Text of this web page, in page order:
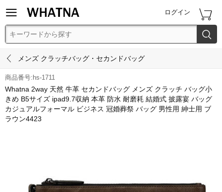
 ログイン 

 メンズ クラッチバッグ・セカンドバッグ
商品番号:hs-1711
Whatna 2way 天然 牛革 セカンドバッグ メンズ クラッチ バッグ小
きめ B5サイズ ipad9.7収納 本革 防水 耐磨耗 結婚式 披露宴 バッグ
カジュアルフォーマル ビジネス 冠婚葬祭 バッグ 男性用 紳士用 ブ
ラウン4423